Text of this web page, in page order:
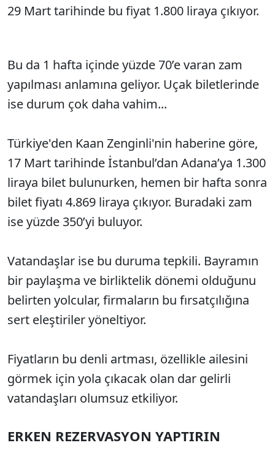
29 Mart tarihinde bu fiyat 1.800 liraya çıkıyor.
Bu da 1 hafta içinde yüzde 70’e varan zam
yapılması anlamına geliyor. Uçak biletlerinde
ise durum çok daha vahim...
Türkiye'den Kaan Zenginli'nin haberine göre,
17 Mart tarihinde İstanbul’dan Adana’ya 1.300
liraya bilet bulunurken, hemen bir hafta sonra
bilet fiyatı 4.869 liraya çıkıyor. Buradaki zam
ise yüzde 350’yi buluyor.
Vatandaşlar ise bu duruma tepkili. Bayramın
bir paylaşma ve birliktelik dönemi olduğunu
belirten yolcular, firmaların bu fırsatçılığına
sert eleştiriler yöneltiyor.
Fiyatların bu denli artması, özellikle ailesini
görmek için yola çıkacak olan dar gelirli
vatandaşları olumsuz etkiliyor.
ERKEN REZERVASYON YAPTIRIN